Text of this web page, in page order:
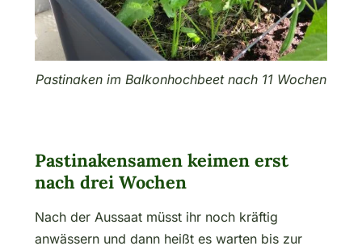
Pastinaken im Balkonhochbeet nach 11 Wochen
Pastinakensamen keimen erst
nach drei Wochen
Nach der Aussaat müsst ihr noch kräftig
anwässern und dann heißt es warten bis zur